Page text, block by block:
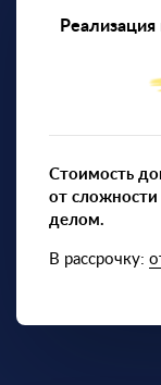
Стоимость
от
делом.
В рассрочку: